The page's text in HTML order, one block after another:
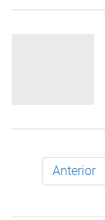
Anterior